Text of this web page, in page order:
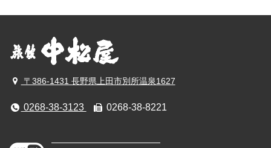
〒386-1431 長野県上田市別所温泉1627
0268-38-3123 0268-38-8221